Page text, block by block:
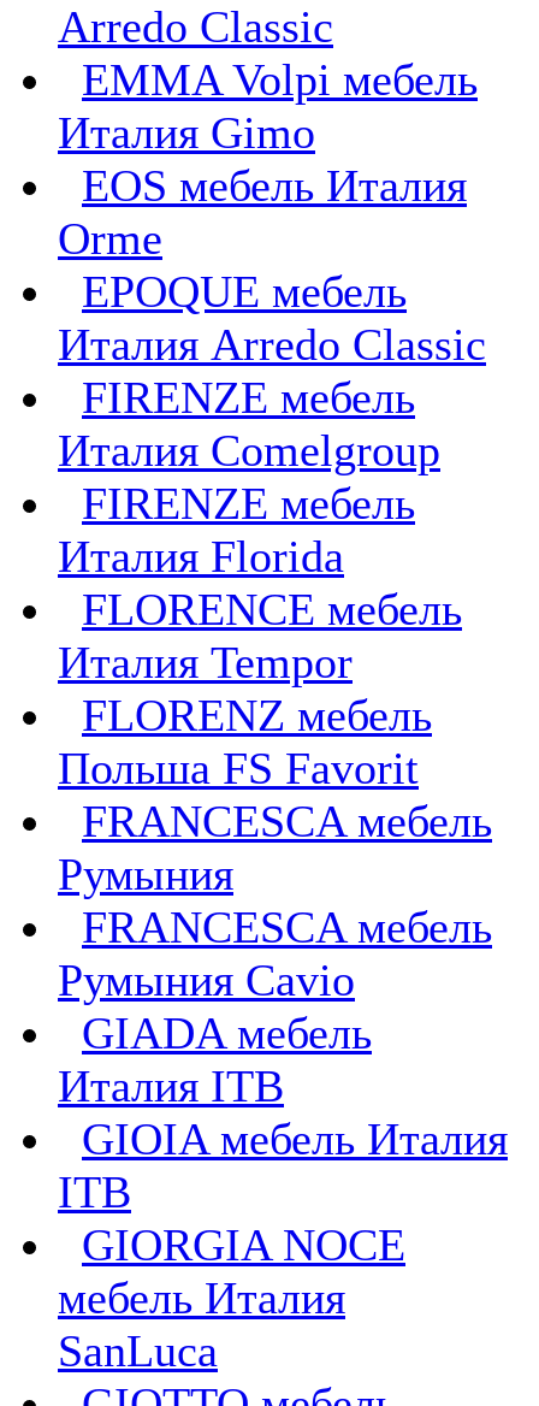
Arredo Classic
EMMA Volpi мебель
Италия Gimo
EOS мебель Италия
Orme
EPOQUE мебель
Италия Arredo Classic
FIRENZE мебель
Италия Comelgroup
FIRENZE мебель
Италия Florida
FLORENCE мебель
Италия Tempor
FLORENZ мебель
Польша FS Favorit
FRANCESCA мебель
Румыния
FRANCESCA мебель
Румыния Cavio
GIADA мебель
Италия ITB
GIOIA мебель Италия
ITB
GIORGIA NOCE
мебель Италия
SanLuca